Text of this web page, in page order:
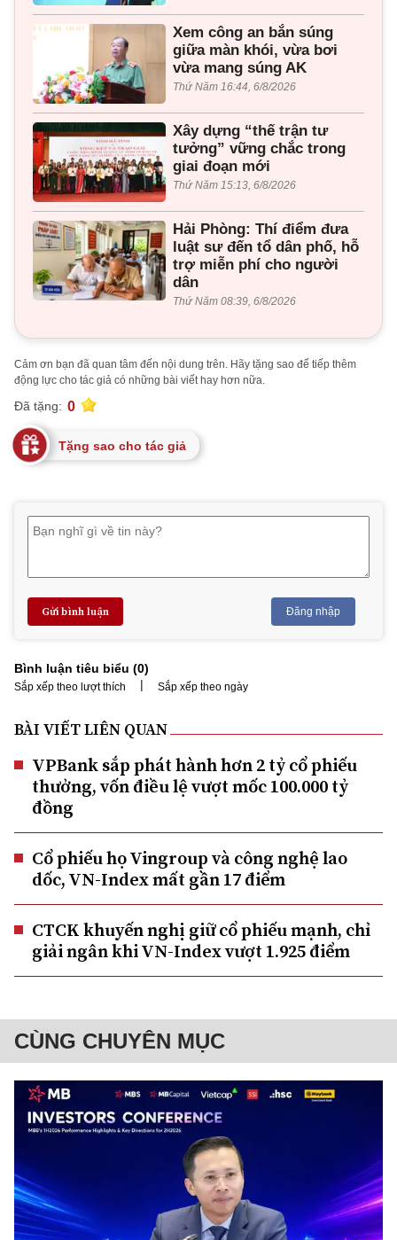
Xem công an bắn súng
giữa màn khói, vừa bơi
vừa mang súng AK
Thứ Năm 16:44, 6/8/2026
Xây dựng “thế trận tư
tưởng” vững chắc trong
giai đoạn mới
Thứ Năm 15:13, 6/8/2026
Hải Phòng: Thí điểm đưa
luật sư đến tổ dân phố, hỗ
trợ miễn phí cho người
dân
Thứ Năm 08:39, 6/8/2026
Cảm ơn bạn đã quan tâm đến nội dung trên. Hãy tặng sao để tiếp thêm
động lực cho tác giả có những bài viết hay hơn nữa.
Đã tặng: 0
Tặng sao cho tác giả
Gửi bình luận Đăng nhập
Bình luận tiêu biểu (0)
Sắp xếp theo lượt thích | Sắp xếp theo ngày
BÀI VIẾT LIÊN QUAN
VPBank sắp phát hành hơn 2 tỷ cổ phiếu
thưởng, vốn điều lệ vượt mốc 100.000 tỷ
đồng
Cổ phiếu họ Vingroup và công nghệ lao
dốc, VN-Index mất gần 17 điểm
CTCK khuyến nghị giữ cổ phiếu mạnh, chỉ
giải ngân khi VN-Index vượt 1.925 điểm
CÙNG CHUYÊN MỤC